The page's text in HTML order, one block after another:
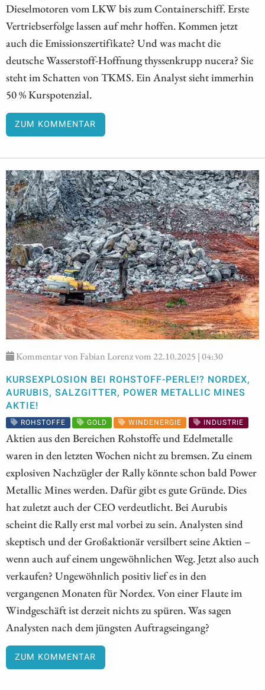
Dieselmotoren vom LKW bis zum Containerschiff. Erste
Vertriebserfolge lassen auf mehr hoffen. Kommen jetzt
auch die Emissionszertifikate? Und was macht die
deutsche Wasserstoff-Hoffnung thyssenkrupp nucera? Sie
steht im Schatten von TKMS. Ein Analyst sieht immerhin
50 % Kurspotenzial.
ZUM KOMMENTAR
Kommentar von Fabian Lorenz vom 22.10.2025 | 04:30
KURSEXPLOSION BEI ROHSTOFF-PERLE!? NORDEX,
AURUBIS, SALZGITTER, POWER METALLIC MINES
AKTIE!
ROHSTOFFE GOLD WINDENERGIE INDUSTRIE
Aktien aus den Bereichen Rohstoffe und Edelmetalle
waren in den letzten Wochen nicht zu bremsen. Zu einem
explosiven Nachzügler der Rally könnte schon bald Power
Metallic Mines werden. Dafür gibt es gute Gründe. Dies
hat zuletzt auch der CEO verdeutlicht. Bei Aurubis
scheint die Rally erst mal vorbei zu sein. Analysten sind
skeptisch und der Großaktionär versilbert seine Aktien –
wenn auch auf einem ungewöhnlichen Weg. Jetzt also auch
verkaufen? Ungewöhnlich positiv lief es in den
vergangenen Monaten für Nordex. Von einer Flaute im
Windgeschäft ist derzeit nichts zu spüren. Was sagen
Analysten nach dem jüngsten Auftragseingang?
ZUM KOMMENTAR